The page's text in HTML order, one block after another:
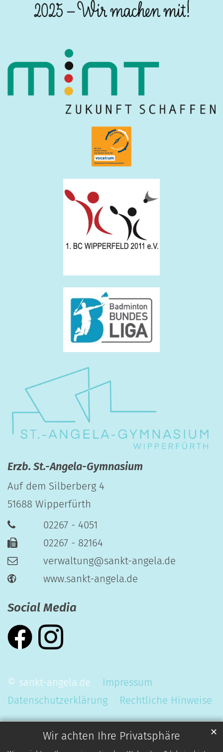
Wir achten Ihre Privatsphäre ✕
Erzb. St.-Angela-Gymnasium
Auf dem Silberberg 4
51688 Wipperfürth
02267 - 4051
02267 - 82164
verwaltung@sankt-angela.de
www.sankt-angela.de
Social Media
© sankt-angela.de
Impressum
Datenschutzerklärung
Rechtliche Hinweise